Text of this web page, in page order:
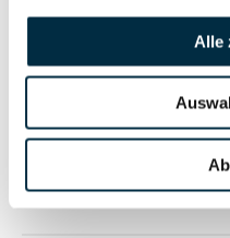
Alle
Risikoinformationen
Sanktionslistenstatus